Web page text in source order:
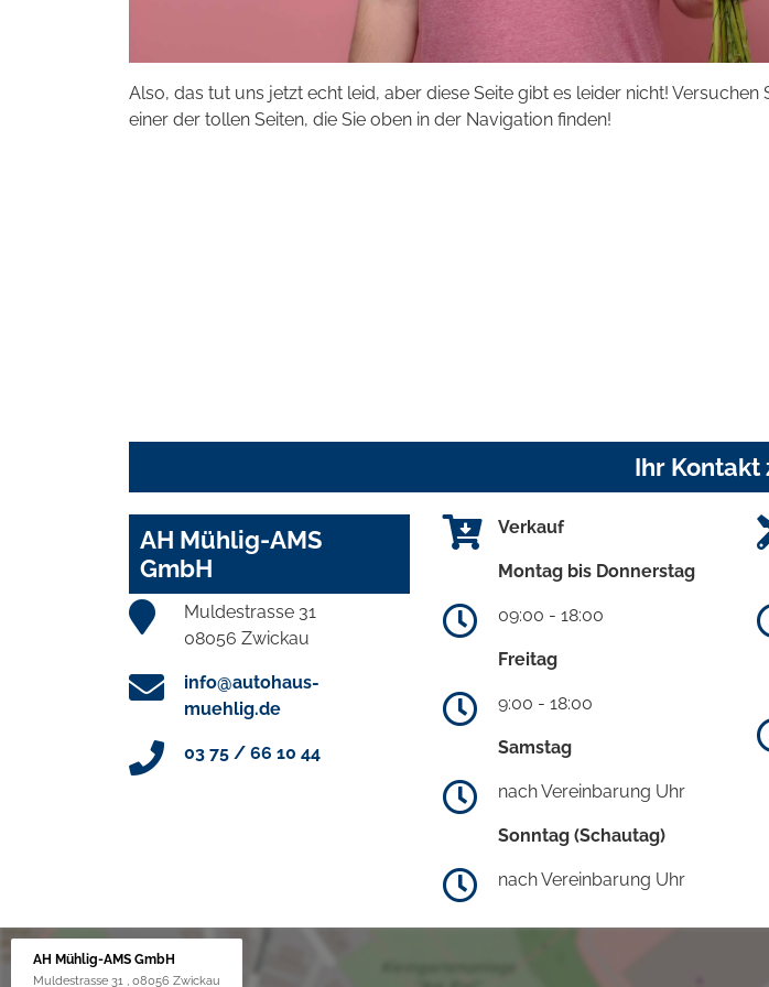
Also, das tut uns jetzt echt leid, aber diese Seite gibt es leider nicht! Versuchen
einer der tollen Seiten, die Sie oben in der Navigation finden!
Ihr Kontakt
AH Mühlig-AMS
GmbH
Muldestrasse 31
08056 Zwickau
info@autohaus-
muehlig.de
03 75 / 66 10 44
Verkauf
Montag bis Donnerstag
09:00 - 18:00
Freitag
9:00 - 18:00
Samstag
nach Vereinbarung Uhr
Sonntag (Schautag)
nach Vereinbarung Uhr
AH Mühlig-AMS GmbH
Muldestrasse 31 , 08056 Zwickau